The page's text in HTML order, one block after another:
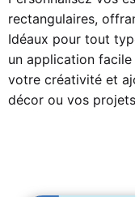
rectangulaires,
Idéaux pour tout
un application
votre créativité et
décor ou vos